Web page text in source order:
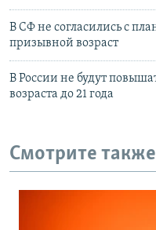
В СФ не согласились с
призывной возраст
В России не будут
возраста до 21 года
Смотрите также